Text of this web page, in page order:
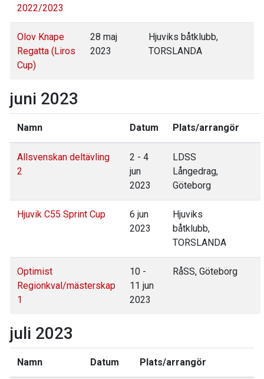
2022/2023
Olov Knape
Regatta (Liros
Cup)
28 maj
2023
Hjuviks båtklubb,
TORSLANDA
juni 2023
Namn Datum Plats/arrangör
Allsvenskan deltävling
2
2 - 4
jun
2023
LDSS
Långedrag,
Göteborg
Hjuvik C55 Sprint Cup
6 jun
2023
Hjuviks
båtklubb,
TORSLANDA
Optimist
Regionkval/mästerskap
1
10 -
11 jun
2023
RåSS, Göteborg
juli 2023
Namn Datum Plats/arrangör